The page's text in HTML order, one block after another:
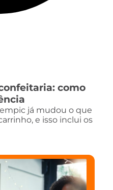
como
já mudou o que
e isso inclui os